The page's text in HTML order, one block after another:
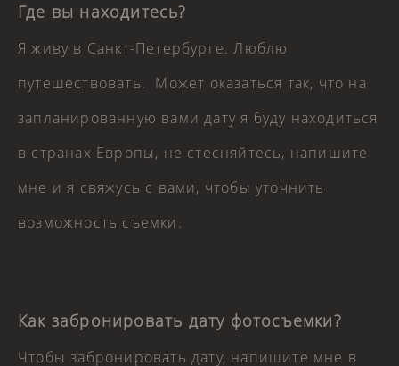
Где вы находитесь?
Я живу в Санкт-Петербурге. Люблю
путешествовать. Может оказаться так, что на
запланированную вами дату я буду находиться
в странах Европы, не стесняйтесь, напишите
мне и я свяжусь с вами, чтобы уточнить
возможность съемки.
Как забронировать дату фотосъемки?
Чтобы забронировать дату, напишите мне в